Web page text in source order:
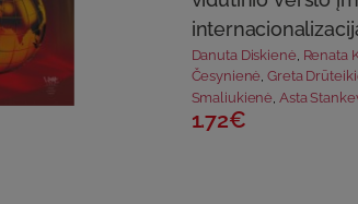
Danuta Diskienė Renata
Česynienė,Greta
Smaliukienė Asta
1.72€